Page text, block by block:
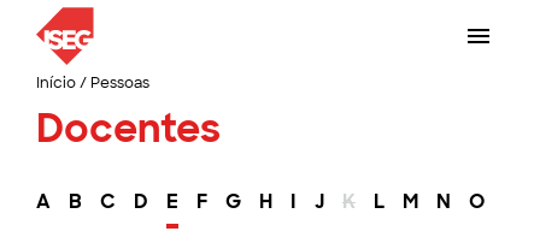
Início/ Pessoas
Docentes
A B C D E F G H I J K L M N O